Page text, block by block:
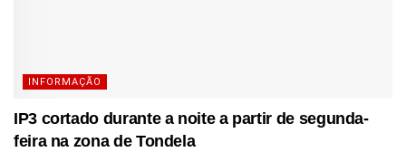
INFORMAÇÃO
IP3 cortado durante a noite a partir de segunda-
feira na zona de Tondela